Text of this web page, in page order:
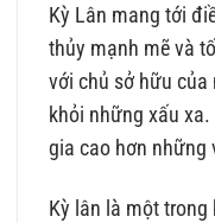
Kỳ Lân mang tới
thủy mạnh mẽ và
với chủ sở hữu của
khỏi những xấu
gia cao hơn những
Kỳ lân là một